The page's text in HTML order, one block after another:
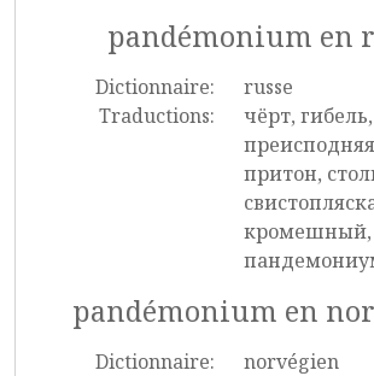
pandémonium en
Dictionnaire:
russe
Traductions:
чёрт, гибель,
притон,
кромешный,
pandémonium en
Dictionnaire:
norvégien